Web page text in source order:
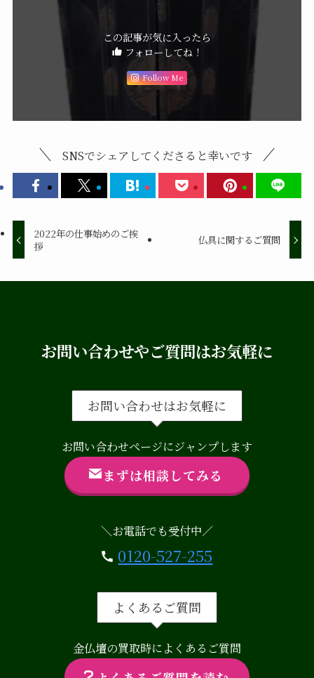
この記事が気に入ったら
フォローしてね！
Follow Me
SNSでシェアしてくださると幸いです
2022年の仕事始めのご挨
拶
仏具に関するご質問
お問い合わせやご質問はお気軽に
お問い合わせはお気軽に
お問い合わせページにジャンプします
まずは相談してみる
＼お電話でも受付中／
0120-527-255
よくあるご質問
金仏壇の買取時によくあるご質問